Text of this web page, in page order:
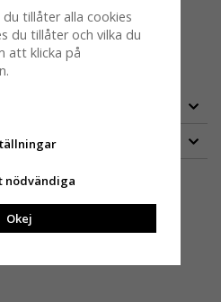
är en beställningsvara
tillåter alla cookies
du tillåter och vilka du
att klicka på
nödvändiga
Okej